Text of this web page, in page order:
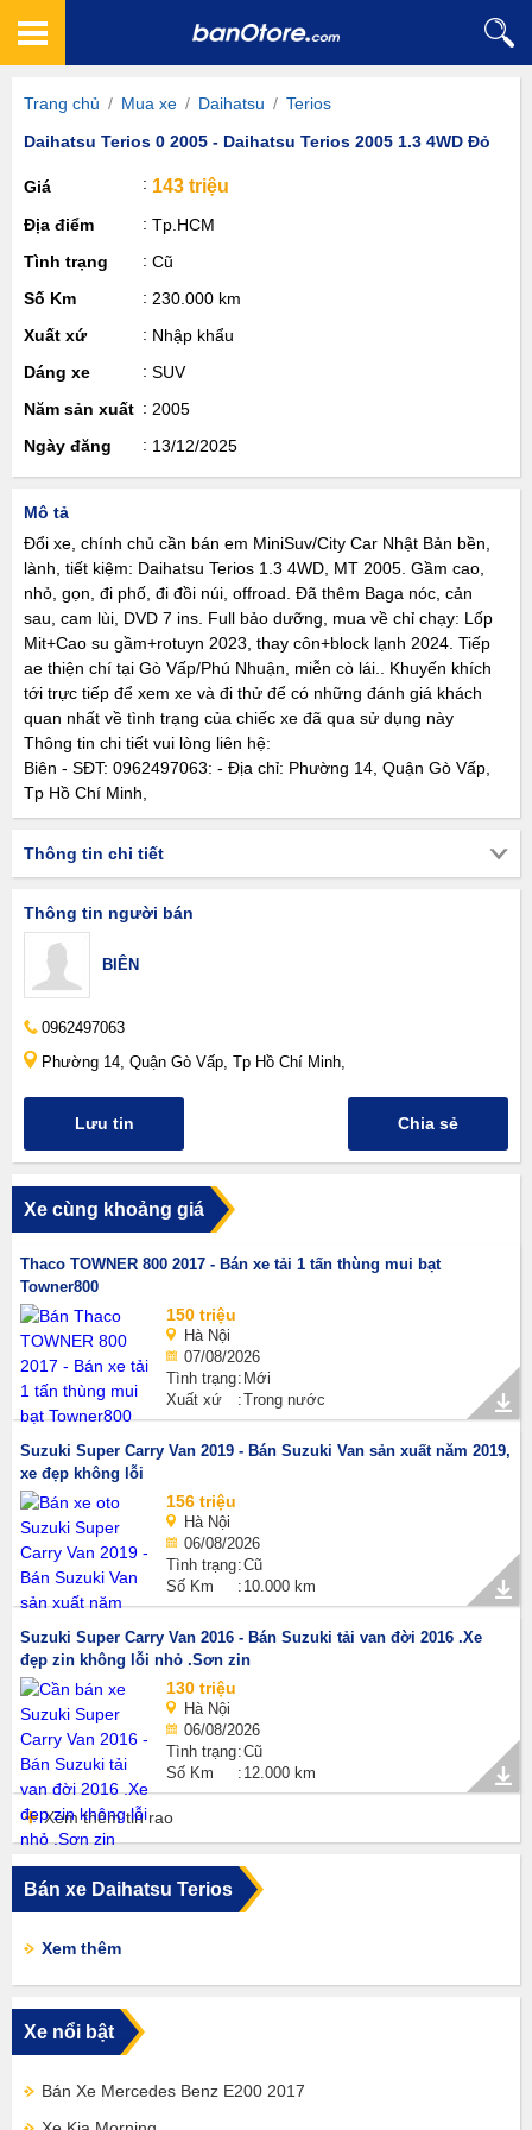
Trang chủ / Mua xe / Daihatsu / Terios
Daihatsu Terios 0 2005 - Daihatsu Terios 2005 1.3 4WD Đỏ
Giá 143 triệu
Địa điểm
Tp.HCM
Tình trạng
Cũ
Số Km
230.000 km
Xuất xứ
Nhập khẩu
Dáng xe
SUV
Năm sản xuất
2005
Ngày đăng
13/12/2025
Mô tả
Đổi xe, chính chủ cần bán em MiniSuv/City Car Nhật Bản bền,
lành, tiết kiệm: Daihatsu Terios 1.3 4WD, MT 2005. Gầm cao,
nhỏ, gọn, đi phố, đi đồi núi, offroad. Đã thêm Baga nóc, cản
sau, cam lùi, DVD 7 ins. Full bảo dưỡng, mua về chỉ chạy: Lốp
Mit+Cao su gầm+rotuyn 2023, thay côn+block lạnh 2024. Tiếp
ae thiện chí tại Gò Vấp/Phú Nhuận, miễn cò lái.. Khuyến khích
tới trực tiếp để xem xe và đi thử để có những đánh giá khách
quan nhất về tình trạng của chiếc xe đã qua sử dụng này
Thông tin chi tiết vui lòng liên hệ:
Biên - SĐT: 0962497063: - Địa chỉ: Phường 14, Quận Gò Vấp,
Tp Hồ Chí Minh,
Thông tin chi tiết
Thông tin người bán
BIÊN
0962497063
Phường 14, Quận Gò Vấp, Tp Hồ Chí Minh,
Lưu tin Chia sẻ
Xe cùng khoảng giá
Thaco TOWNER 800 2017 - Bán xe tải 1 tấn thùng mui bạt
Towner800
150 triệu
Hà Nội
07/08/2026
Tình trạng Mới
Xuất xứ
Trong nước
Suzuki Super Carry Van 2019 - Bán Suzuki Van sản xuất năm 2019,
xe đẹp không lỗi
156 triệu
Hà Nội
06/08/2026
Tình trạng Cũ
Số Km
10.000 km
Suzuki Super Carry Van 2016 - Bán Suzuki tải van đời 2016 .Xe
đẹp zin không lỗi nhỏ .Sơn zin
130 triệu
Hà Nội
06/08/2026
Tình trạng Cũ
Số Km
12.000 km
Xem thêm tin rao
Bán xe Daihatsu Terios
Xem thêm
Xe nổi bật
Bán Xe Mercedes Benz E200 2017